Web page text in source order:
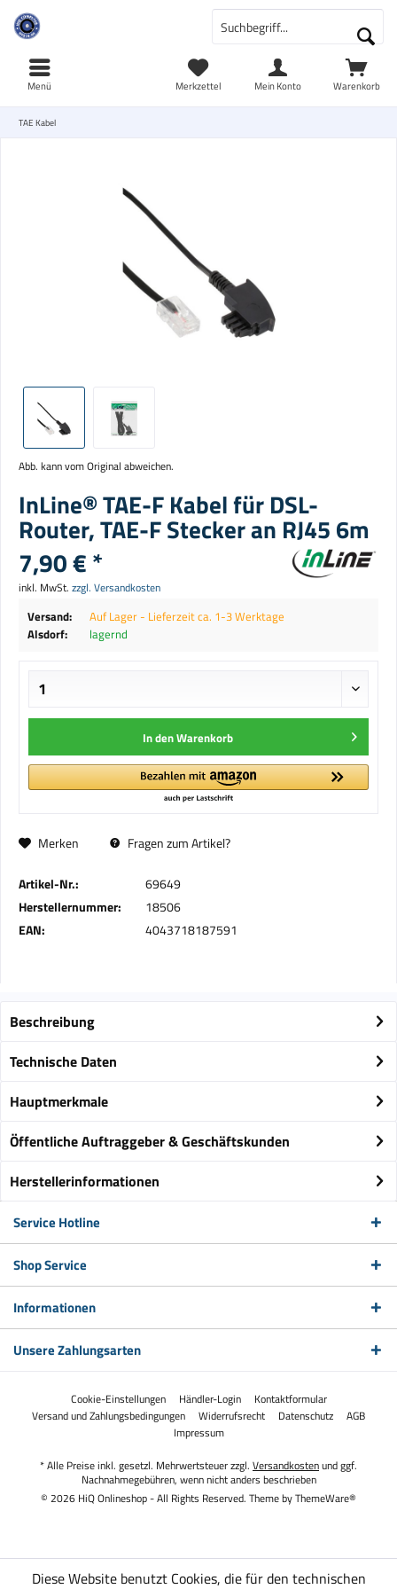
Warenkorb
Merkzettel Mein Konto
Menü
TAE Kabel
Abb. kann vom Original abweichen.
InLine® TAE-F Kabel für DSL-
Router, TAE-F Stecker an RJ45 6m
7,90 € *
inkl. MwSt. zzgl. Versandkosten
Versand:
Auf Lager - Lieferzeit ca. 1-3 Werktage
Alsdorf:
lagernd
In denWarenkorb
Merken Fragen zum Artikel?
Artikel-Nr.:
69649
Herstellernummer:
18506
EAN:
4043718187591
Beschreibung
Technische Daten
Hauptmerkmale
Öffentliche Auftraggeber & Geschäftskunden
Herstellerinformationen
Service Hotline
Shop Service
Informationen
Unsere Zahlungsarten
Cookie-Einstellungen Händler-Login
Kontaktformular
Versand und Zahlungsbedingungen
Widerrufsrecht Datenschutz
AGB
Impressum
* Alle Preise inkl. gesetzl. Mehrwertsteuer zzgl. Versandkostenund ggf.
Nachnahmegebühren, wenn nicht anders beschrieben
© 2026 HiQ Onlineshop - All Rights Reserved. Theme byThemeWare®
Diese Website benutzt Cookies, die für den technischen